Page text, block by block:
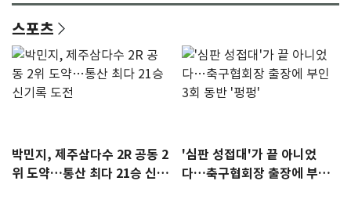
스포츠
박민지, 제주삼다수 2R 공동 2
위 도약…통산 최다 21승 신기
'심판 성접대'가 끝 아니었
다…축구협회장 출장에 부인